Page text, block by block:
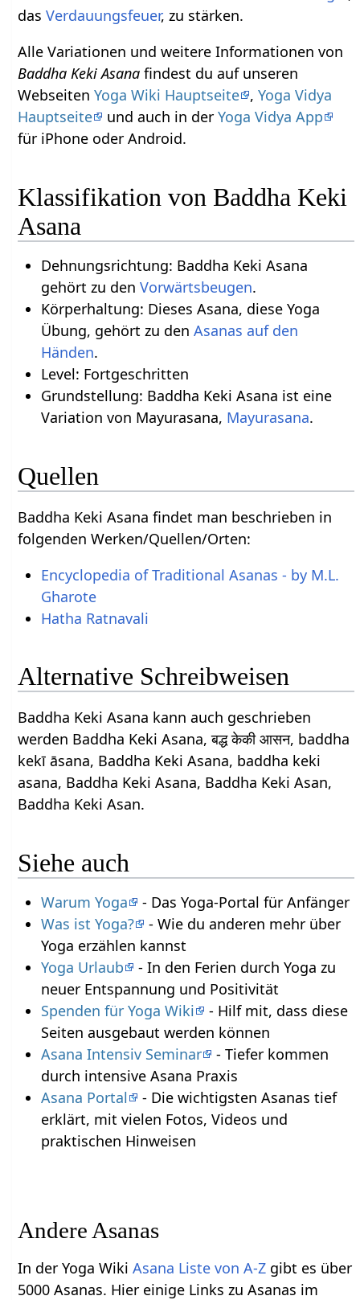
dasVerdauungsfeuer, zu stärken.
Alle Variationen und weitere Informationen von
Baddha Keki Asana findest du auf unseren
WebseitenYoga Wiki Hauptseite ,Yoga Vidya
Hauptseite
und auch in derYoga Vidya App
für iPhone oder Android.
Klassifikation von Baddha Keki
Asana
Dehnungsrichtung: Baddha Keki Asana
gehört zu den Vorwärtsbeugen.
Körperhaltung: Dieses Asana, diese Yoga
Übung, gehört zu den Asanas auf den
.
Level: Fortgeschritten
Grundstellung: Baddha Keki Asana ist eine
Variation von Mayurasana, Mayurasana.
Quellen
Baddha Keki Asana findet man beschrieben in
folgenden Werken/Quellen/Orten:
Encyclopedia of Traditional Asanas - by M.L.
Gharote
Hatha Ratnavali
Alternative Schreibweisen
Baddha Keki Asana kann auch geschrieben
werden Baddha Keki Asana, बद्ध केकी आसन, baddha
kekī āsana, Baddha Keki Asana, baddha keki
asana, Baddha Keki Asana, Baddha Keki Asan,
Baddha Keki Asan.
Siehe auch
Warum Yoga
- Das Yoga-Portal für Anfänger
Was ist Yoga?
- Wie du anderen mehr über
Yoga erzählen kannst
Yoga Urlaub
- In den Ferien durch Yoga zu
neuer Entspannung und Positivität
Spenden für Yoga Wiki
- Hilf mit, dass diese
Seiten ausgebaut werden können
Asana Intensiv Seminar
- Tiefer kommen
durch intensive Asana Praxis
Asana Portal
- Die wichtigsten Asanas tief
erklärt, mit vielen Fotos, Videos und
praktischen Hinweisen
Andere Asanas
In der Yoga WikiAsana Liste von A-Z gibt es über
5000 Asanas. Hier einige Links zu Asanas im